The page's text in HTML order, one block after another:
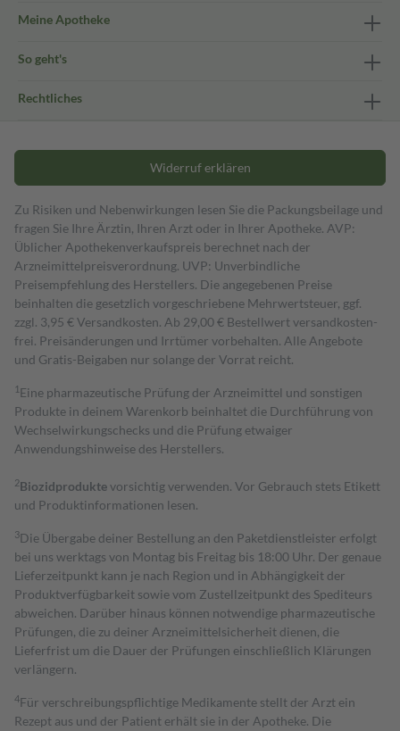
Meine Apotheke
So geht's
Rechtliches
Widerruf erklären
Zu Risiken und Nebenwirkungen lesen Sie die Packungsbeilage und
fragen Sie Ihre Ärztin, Ihren Arzt oder in Ihrer Apotheke. AVP:
Üblicher Apothekenverkaufspreis berechnet nach der
Arzneimittelpreisverordnung. UVP: Unverbindliche
Preisempfehlung des Herstellers. Die angegebenen Preise
beinhalten die gesetzlich vorgeschriebene Mehrwertsteuer, ggf.
zzgl. 3,95 € Versandkosten. Ab 29,00 € Bestell­wert versand­kosten­
frei. Preisänderungen und Irrtümer vorbehalten. Alle Angebote
und Gratis-Beigaben nur solange der Vorrat reicht.
1 Eine pharmazeutische Prüfung der Arzneimittel und sonstigen
Produkte in deinem Warenkorb beinhaltet die Durchführung von
Wechselwirkungschecks und die Prüfung etwaiger
Anwendungshinweise des Herstellers.
2Biozidproduktevorsichtig verwenden. Vor Gebrauch stets Etikett
und Produktinformationen lesen.
3Die Übergabe deiner Bestellung an den Paketdienstleister erfolgt
bei uns werktags von Montag bis Freitag bis 18:00 Uhr. Der genaue
Lieferzeitpunkt kann je nach Region und in Abhängigkeit der
Produktverfügbarkeit sowie vom Zustellzeitpunkt des Spediteurs
abweichen. Darüber hinaus können notwendige pharmazeutische
Prüfungen, die zu deiner Arzneimittelsicherheit dienen, die
Lieferfrist um die Dauer der Prüfungen einschließlich Klärungen
verlängern.
4Für verschreibungspflichtige Medikamente stellt der Arzt ein
Rezept aus und der Patient erhält sie in der Apotheke. Die